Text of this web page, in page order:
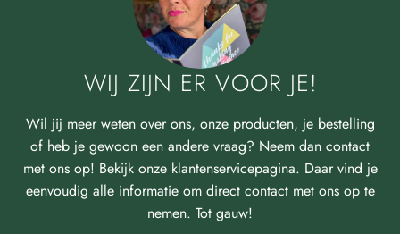
WIJ ZIJN ER VOOR JE!
Wil jij meer weten over ons, onze producten, je bestelling
of heb je gewoon een andere vraag? Neem dan contact
met ons op! Bekijk onze klantenservicepagina. Daar vind je
eenvoudig alle informatie om direct contact met ons op te
nemen. Tot gauw!